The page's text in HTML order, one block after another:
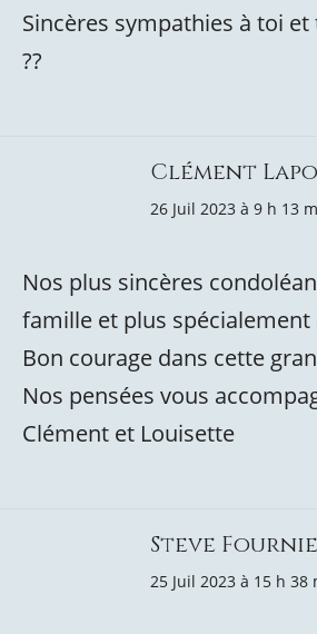
Sincères sympathies à toi
??
Clément
26 Juil 2023 à 9 h 13
Nos plus sincères
famille et plus spécialement
Bon courage dans cette
Nos pensées vous
Clément et Louisette
Steve
25 Juil 2023 à 15 h 38